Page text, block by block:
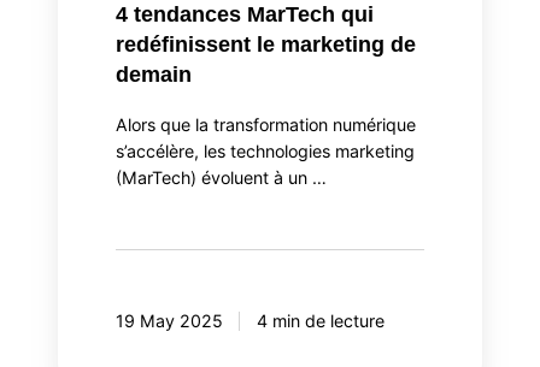
4 tendances MarTech qui
redéfinissent le marketing de
demain
Alors que la transformation numérique
s’accélère, les technologies marketing
(MarTech) évoluent à un …
19 May 2025 4 min de lecture